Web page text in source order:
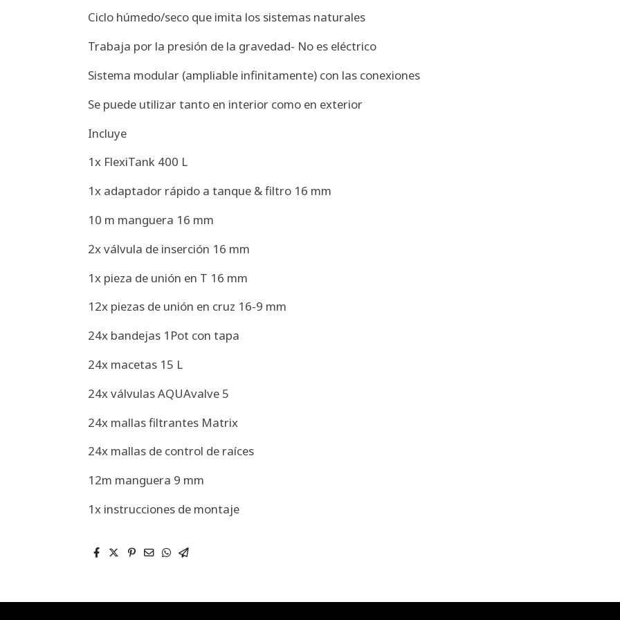
Ciclo húmedo/seco que imita los sistemas naturales
Trabaja por la presión de la gravedad- No es eléctrico
Sistema modular (ampliable infinitamente) con las conexiones
Se puede utilizar tanto en interior como en exterior
Incluye
1x FlexiTank 400 L
1x adaptador rápido a tanque & filtro 16 mm
10 m manguera 16 mm
2x válvula de inserción 16 mm
1x pieza de unión en T 16 mm
12x piezas de unión en cruz 16-9 mm
24x bandejas 1Pot con tapa
24x macetas 15 L
24x válvulas AQUAvalve 5
24x mallas filtrantes Matrix
24x mallas de control de raíces
12m manguera 9 mm
1x instrucciones de montaje